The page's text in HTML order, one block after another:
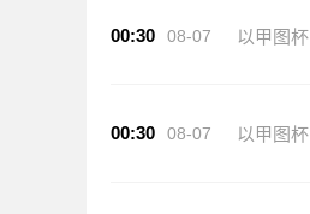
00:30 08-07 以甲图杯
00:30 08-07 以甲图杯